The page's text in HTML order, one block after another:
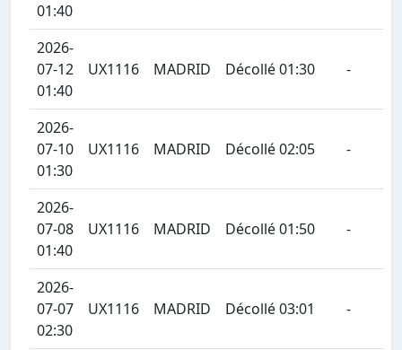
01:40
2026-
07-12
01:40
UX1116 MADRID Décollé 01:30 -
2026-
07-10
01:30
UX1116 MADRID Décollé 02:05 -
2026-
07-08
01:40
UX1116 MADRID Décollé 01:50 -
2026-
07-07
02:30
UX1116 MADRID Décollé 03:01 -